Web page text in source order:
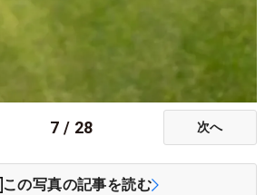
7 / 28 次へ
この写真の記事を読む